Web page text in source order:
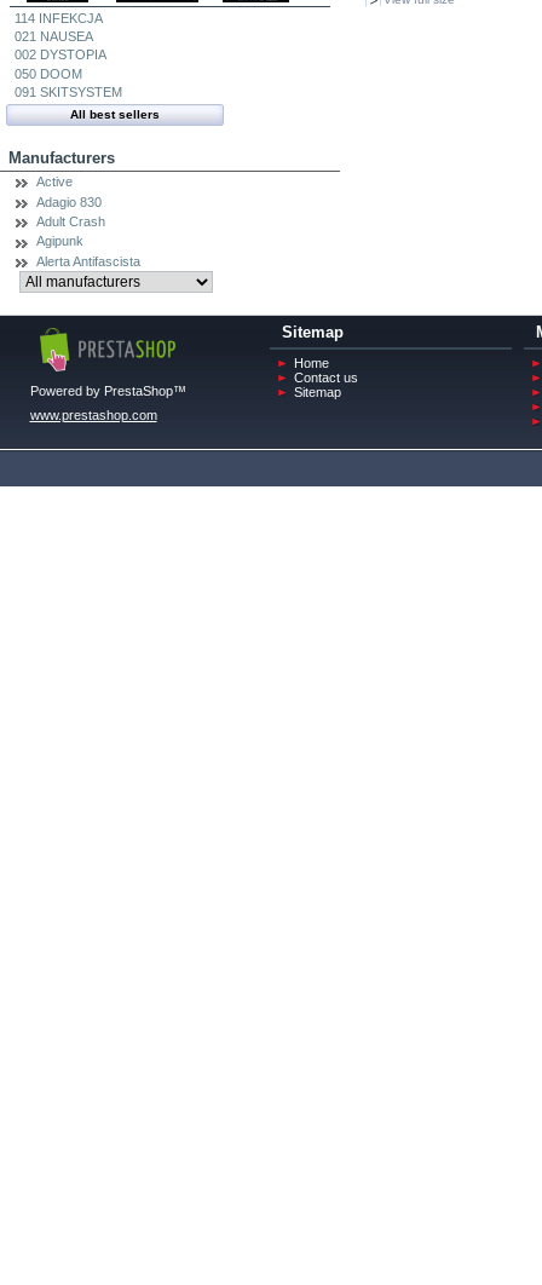
114 INFEKCJA
021 NAUSEA
002 DYSTOPIA
050 DOOM
091 SKITSYSTEM
All best sellers
Manufacturers
Active
Adagio 830
Adult Crash
Agipunk
Alerta Antifascista
Powered by PrestaShop™
www.prestashop.com
Sitemap
Home
Contact us
Sitemap